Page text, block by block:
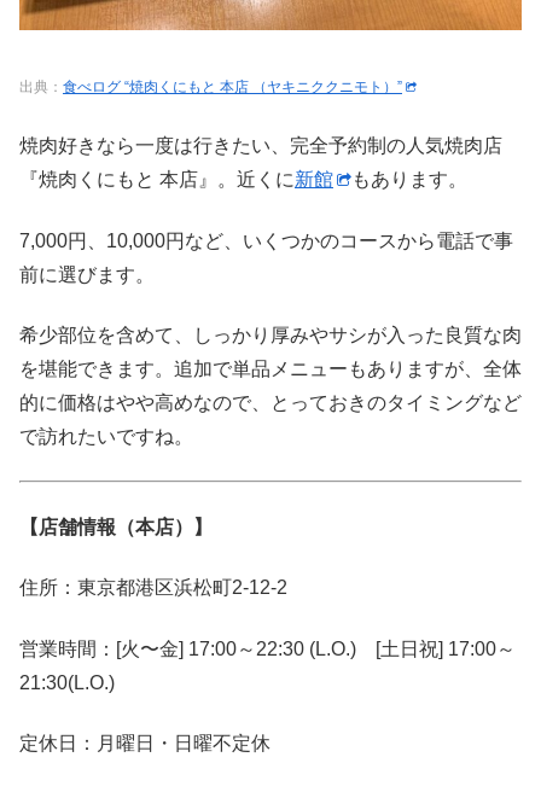
出典： 食べログ “焼肉くにもと 本店 （ヤキニククニモト）”
焼肉好きなら一度は行きたい、完全予約制の人気焼肉店
『焼肉くにもと 本店』。近くに新館 もあります。
7,000円、10,000円など、いくつかのコースから電話で事
前に選びます。
希少部位を含めて、しっかり厚みやサシが入った良質な肉
を堪能できます。追加で単品メニューもありますが、全体
的に価格はやや高めなので、とっておきのタイミングなど
で訪れたいですね。
【店舗情報（本店）】
住所：東京都港区浜松町2-12-2
営業時間：[火〜金] 17:00～22:30 (L.O.) [土日祝] 17:00～
21:30(L.O.)
定休日：月曜日・日曜不定休